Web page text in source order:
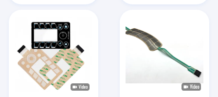
Προϊόντα
Βίντεο
Εμφάνιση VR